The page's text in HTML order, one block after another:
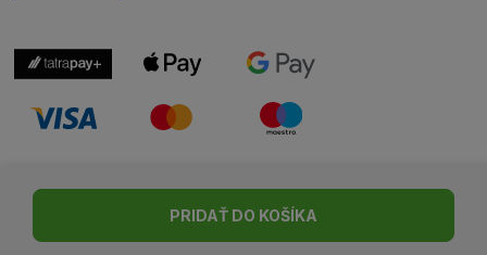
PRIDAŤ DO KOŠÍKA
| © Všetky práva vyhradené | Made with ♥
byMadviso